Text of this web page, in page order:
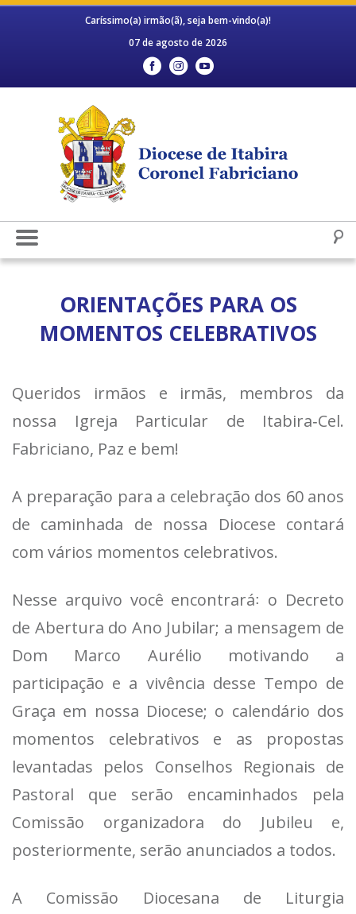
Caríssimo(a) irmão(ã), seja bem-vindo(a)!
07 de agosto de 2026
ORIENTAÇÕES PARA OS
MOMENTOS CELEBRATIVOS
Queridos irmãos e irmãs, membros da
nossa Igreja Particular de Itabira‑Cel.
Fabriciano, Paz e bem!
A preparação para a celebração dos 60 anos
de caminhada de nossa Diocese contará
com vários momentos celebrativos.
Nesse arquivo você encontrará꞉ o Decreto
de Abertura do Ano Jubilar; a mensagem de
Dom Marco Aurélio motivando a
participação e a vivência desse Tempo de
Graça em nossa Diocese; o calendário dos
momentos celebrativos e as propostas
levantadas pelos Conselhos Regionais de
Pastoral que serão encaminhados pela
Comissão organizadora do Jubileu e,
posteriormente, serão anunciados a todos.
A Comissão Diocesana de Liturgia